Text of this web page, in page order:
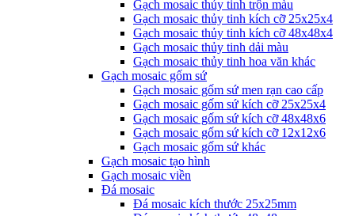
Gạch mosaic thủy tinh trộn màu
Gạch mosaic thủy tinh kích cỡ 25x25x4
Gạch mosaic thủy tinh kích cỡ 48x48x4
Gạch mosaic thủy tinh dải màu
Gạch mosaic thủy tinh hoa văn khác
Gạch mosaic gốm sứ
Gạch mosaic gốm sứ men rạn cao cấp
Gạch mosaic gốm sứ kích cỡ 25x25x4
Gạch mosaic gốm sứ kích cỡ 48x48x6
Gạch mosaic gốm sứ kích cỡ 12x12x6
Gạch mosaic gốm sứ khác
Gạch mosaic tạo hình
Gạch mosaic viền
Đá mosaic
Đá mosaic kích thước 25x25mm